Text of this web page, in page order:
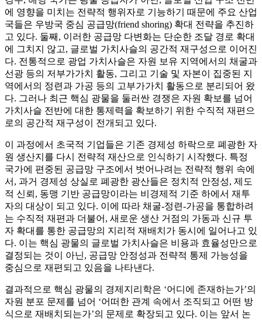
에 영향을 미치는 전략적 행위자로 기능하기 때문에 주요 산업
국들은 우방국 중심 공급망(friend shoring) 확대 전략을 추진하
고 있다. 둘째, 이러한 공급망 다변화는 단순한 조달 경로 확대
에 그치지 않고, 글로벌 가치사슬의 공간적 재구성으로 이어진
다. 전통적으로 광업 가치사슬은 자원 보유 지역에서의 채굴과
선광 등의 저부가가치 활동, 그리고 기술 및 자본이 집중된 지
역에서의 정련과 가공 등의 고부가가치 활동으로 분리되어 왔
다. 그러나 최근 핵심 광물을 둘러싼 경쟁은 자원 확보를 넘어
가치사슬 전반에 대한 통제력을 확보하기 위한 수직적 재편으
로의 공간적 재구성이 전개되고 있다.
이 과정에서 초국적 기업들은 기존 경제성 하락으로 폐광한 자
원 생산지를 다시 전략적 재산으로 인식하기 시작했다. 특정
국가에 편중된 공급망 구조에서 벗어나려는 전략적 행위 속에
서, 과거 경제성 상실로 폐광한 광산들은 정치적 안정성, 제도
적 신뢰, 동맹 기반 공급망이라는 비경제적 기준 하에서 재투
자의 대상이 되고 있다. 이에 따라 채굴-정련-가공을 통합하려
는 수직적 재편과 더불어, 새로운 생산 거점의 가동과 신규 투
자 확대를 통한 공급망의 지리적 재배치가 동시에 일어나고 있
다. 이는 핵심 광물의 글로벌 가치사슬은 비용과 효율성만으로
결정되는 것이 아닌, 공급망 안정성과 전략적 통제 가능성을
중심으로 재편되고 있음을 나타낸다.
결과적으로 핵심 광물의 경제지리학은 ‘어디에 존재하는가’의
자원 분포 문제를 넘어 ‘어떠한 관계 속에서 조직되고 어떤 방
식으로 재배치되는가’의 문제로 확장되고 있다. 이는 앞서 논